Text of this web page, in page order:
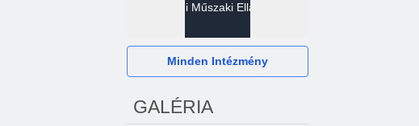
Gazdasági Műszaki Ellátó
Minden Intézmény
GALÉRIA